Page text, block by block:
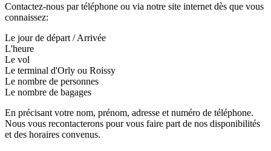
Contactez-nous par téléphone ou via notre site internet dès que vous
connaissez:
Le jour de départ / Arrivée
L'heure
Le vol
Le terminal d'Orly ou Roissy
Le nombre de personnes
Le nombre de bagages
En précisant votre nom, prénom, adresse et numéro de téléphone.
Nous vous recontacterons pour vous faire part de nos disponibilités
et des horaires convenus.